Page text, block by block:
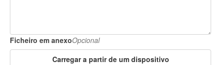
Ficheiro em anexoOpcional
Carregar a partir de um dispositivo